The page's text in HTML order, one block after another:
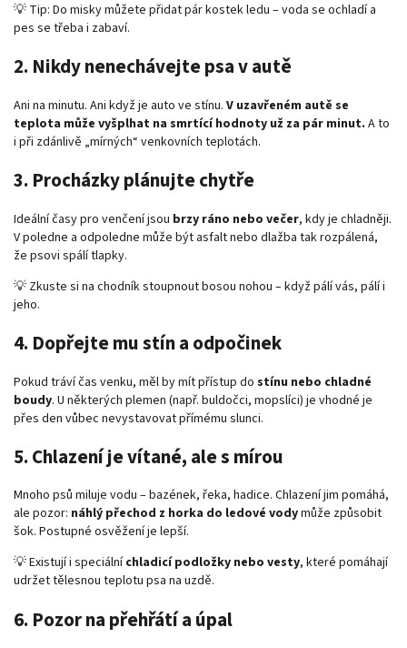
💡 Tip: Do misky můžete přidat pár kostek ledu – voda se ochladí a
pes se třeba i zabaví.
2. Nikdy nenechávejte psa v autě
Ani na minutu. Ani když je auto ve stínu. V uzavřeném autě se
teplota může vyšplhat na smrtící hodnoty už za pár minut. A to
i při zdánlivě „mírných“ venkovních teplotách.
3. Procházky plánujte chytře
Ideální časy pro venčení jsou brzy ráno nebo večer, kdy je chladněji.
V poledne a odpoledne může být asfalt nebo dlažba tak rozpálená,
že psovi spálí tlapky.
💡 Zkuste si na chodník stoupnout bosou nohou – když pálí vás, pálí i
jeho.
4. Dopřejte mu stín a odpočinek
Pokud tráví čas venku, měl by mít přístup do stínu nebo chladné
boudy. U některých plemen (např. buldočci, mopslíci) je vhodné je
přes den vůbec nevystavovat přímému slunci.
5. Chlazení je vítané, ale s mírou
Mnoho psů miluje vodu – bazének, řeka, hadice. Chlazení jim pomáhá,
ale pozor: náhlý přechod z horka do ledové vodymůže způsobit
šok. Postupné osvěžení je lepší.
💡 Existují i speciálníchladicí podložky nebo vesty, které pomáhají
udržet tělesnou teplotu psa na uzdě.
6. Pozor na přehřátí a úpal